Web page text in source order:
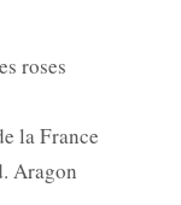
roses
la France
Aragon